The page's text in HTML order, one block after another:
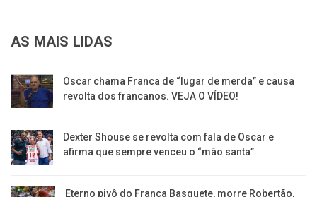
AS MAIS LIDAS
Oscar chama Franca de “lugar de merda” e causa
revolta dos francanos. VEJA O VÍDEO!
Dexter Shouse se revolta com fala de Oscar e
afirma que sempre venceu o “mão santa”
Eterno pivô do Franca Basquete, morre Robertão,